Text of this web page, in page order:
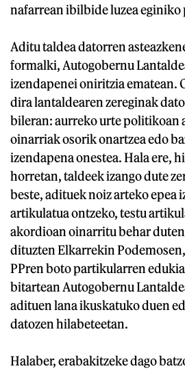
nafarrean ibilbide luzea
Aditu taldea datorren
formalki, Autogobernu
izendapenei oniritzia ematean.
dira lantaldearen zereginak
bileran: aurreko urte politikoan
oinarriak osorik onartzea edo
izendapena onestea. Hala ere,
horretan, taldeek izango dute
beste, adituek noiz arteko epea
artikulatua ontzeko, testu
akordioan oinarritu behar
dituzten Elkarrekin
PPren boto partikularren
bitartean Autogobernu
adituen lana ikuskatuko duen
datozen hilabeteetan.
Halaber, erabakitzeke dago